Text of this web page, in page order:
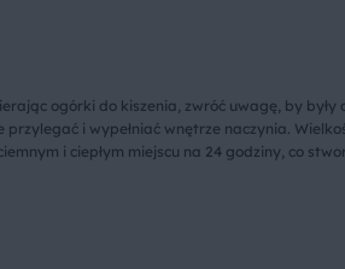
ogórki do kiszenia, zwróć uwagę, by były
i wypełniać wnętrze naczynia.
i ciepłym miejscu na 24 godziny, co